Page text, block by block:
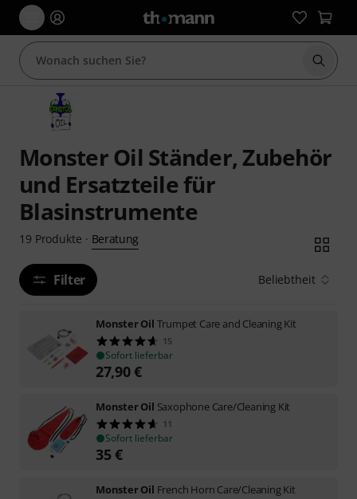
Suche
Monster Oil Ständer, Zubehör
und Ersatzteile für
Blasinstrumente
19 Produkte · Beratung
Filter Beliebtheit
Monster Oil Trumpet Care and Cleaning Kit
15
Sofort lieferbar
27,90€
Monster Oil Saxophone Care/Cleaning Kit
11
Sofort lieferbar
35€
Monster Oil French Horn Care/Cleaning Kit